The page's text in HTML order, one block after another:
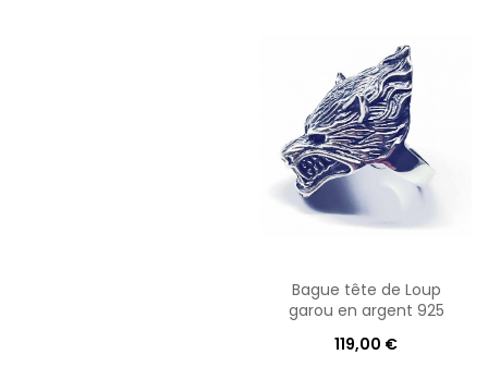
Bague tête de Loup
garou en argent 925
119,00 €